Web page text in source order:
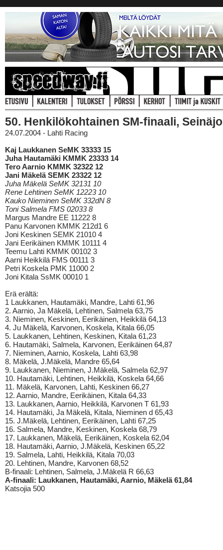
50. Henkilökohtainen SM-finaali,
24.07.2004 - Lahti Racing
Kaj Laukkanen SeMK 33333 15
Juha Hautamäki KMMK 23333 14
Tero Aarnio KMMK 32322 12
Jani Mäkelä SEMK 23322 12
Juha Mäkelä SeMK 32131 10
Rene Lehtinen SeMK 12223 10
Kauko Nieminen SeMK 332dN 8
Toni Salmela FMS 02033 8
Margus Mandre EE 11222 8
Panu Karvonen KMMK 212d1 6
Joni Keskinen SEMK 21010 4
Jani Eerikäinen KMMK 10111 4
Teemu Lahti KMMK 00102 3
Aarni Heikkilä FMS 00111 3
Petri Koskela PMK 11000 2
Joni Kitala SsMK 00010 1
Erä erältä:
1 Laukkanen, Hautamäki, Mandre, Lahti 61,96
2. Aarnio, Ja Mäkelä, Lehtinen, Salmela 63,75
3. Nieminen, Keskinen, Eerikäinen, Heikkilä 64,13
4. Ju Mäkelä, Karvonen, Koskela, Kitala 66,05
5. Laukkanen, Lehtinen, Keskinen, Kitala 61,23
6. Hautamäki, Salmela, Karvonen, Eerikäinen 64,87
7. Nieminen, Aarnio, Koskela, Lahti 63,98
8. Mäkelä, J.Mäkelä, Mandre 65,64
9. Laukkanen, Nieminen, J.Mäkelä, Salmela 62,97
10. Hautamäki, Lehtinen, Heikkilä, Koskela 64,66
11. Mäkelä, Karvonen, Lahti, Keskinen 66,27
12. Aarnio, Mandre, Eerikäinen, Kitala 64,33
13. Laukkanen, Aarnio, Heikkilä, Karvonen T 61,93
14. Hautamäki, Ja Mäkelä, Kitala, Nieminen d 65,43
15. J.Mäkelä, Lehtinen, Eerikäinen, Lahti 67,25
16. Salmela, Mandre, Keskinen, Koskela 68,79
17. Laukkanen, Mäkelä, Eerikäinen, Koskela 62,04
18. Hautamäki, Aarnio, J.Mäkelä, Keskinen 65,22
19. Salmela, Lahti, Heikkilä, Kitala 70,03
20. Lehtinen, Mandre, Karvonen 68,52
B-finaali: Lehtinen, Salmela, J.Mäkelä R 66,63
A-finaali: Laukkanen, Hautamäki, Aarnio, Mäkelä 61,84
Katsojia 500